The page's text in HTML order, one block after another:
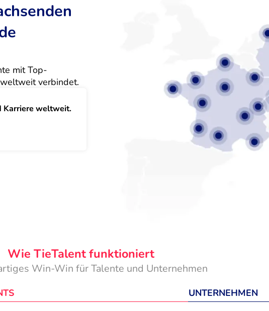
mit Top-
verbindet.
Karriere weltweit.
Wie TieTalent funktioniert
Win-Win für Talente und Unternehmen
UNTERNEHMEN